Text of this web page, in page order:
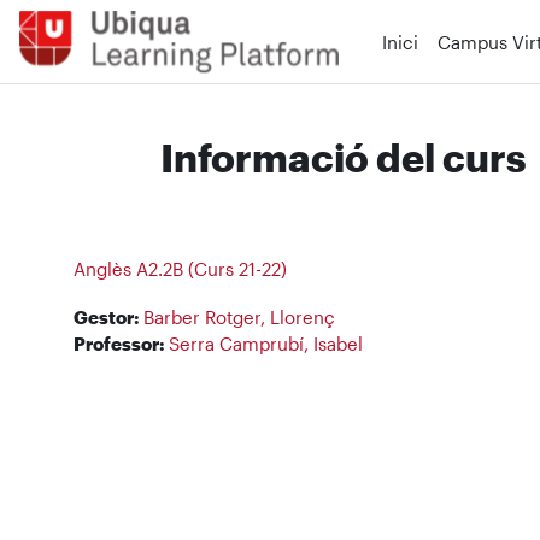
Ves al contingut principal
Inici
Campus
Informació del curs
Anglès A2.2B (Curs 21-22)
Gestor: Barber Rotger, Llorenç
Professor: Serra Camprubí, Isabel